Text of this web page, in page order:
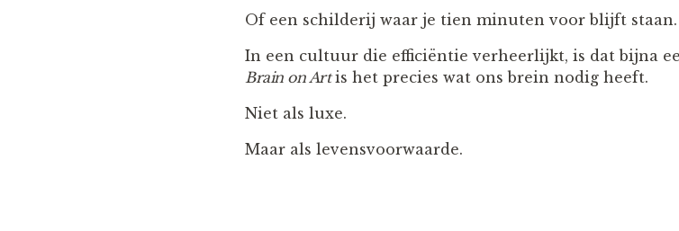
Of een schilderij waar je tien minuten voor blijft staan.
In een cultuur die efficiëntie verheerlijkt, is dat bijna
Brain on Artis het precies wat ons brein nodig heeft.
Niet als luxe.
Maar als levensvoorwaarde.